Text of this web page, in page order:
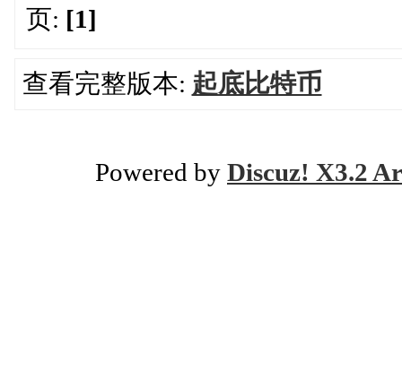
页: [1]
查看完整版本: 起底比特币
Powered by Discuz! X3.2